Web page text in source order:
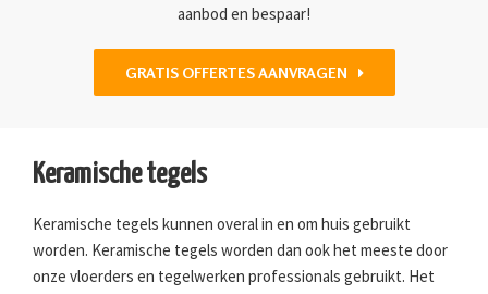
aanbod en bespaar!
GRATIS OFFERTES AANVRAGEN
Keramische tegels
Keramische tegels kunnen overal in en om huis gebruikt
worden. Keramische tegels worden dan ook het meeste door
onze vloerders en tegelwerken professionals gebruikt. Het